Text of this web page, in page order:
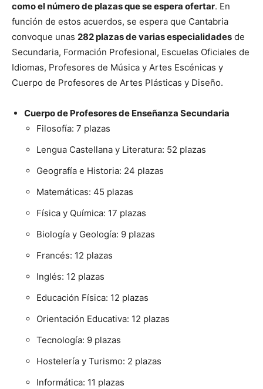
como el número de plazas que se espera ofertar. En
función de estos acuerdos, se espera que Cantabria
convoque unas 282 plazas de varias especialidades de
Secundaria, Formación Profesional, Escuelas Oficiales de
Idiomas, Profesores de Música y Artes Escénicas y
Cuerpo de Profesores de Artes Plásticas y Diseño.
Cuerpo de Profesores de Enseñanza Secundaria
Filosofía: 7 plazas
Lengua Castellana y Literatura: 52 plazas
Geografía e Historia: 24 plazas
Matemáticas: 45 plazas
Física y Química: 17 plazas
Biología y Geología: 9 plazas
Francés: 12 plazas
Inglés: 12 plazas
Educación Física: 12 plazas
Orientación Educativa: 12 plazas
Tecnología: 9 plazas
Hostelería y Turismo: 2 plazas
Informática: 11 plazas